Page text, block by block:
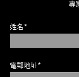
專
姓名*
電郵地址*